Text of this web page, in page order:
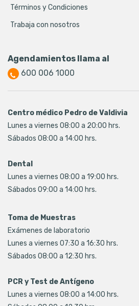
Términos y Condiciones
Trabaja con nosotros
Agendamientos llama al
600 006 1000
Centro médico Pedro de Valdivia
Lunes a viernes 08:00 a 20:00 hrs.
Sábados 08:00 a 14:00 hrs.
Dental
Lunes a viernes 08:00 a 19:00 hrs.
Sábados 09:00 a 14:00 hrs.
Toma de Muestras
Exámenes de laboratorio
Lunes a viernes 07:30 a 16:30 hrs.
Sábados 08:00 a 12:30 hrs.
PCR y Test de Antígeno
Lunes a viernes 08:00 a 14:00 hrs.